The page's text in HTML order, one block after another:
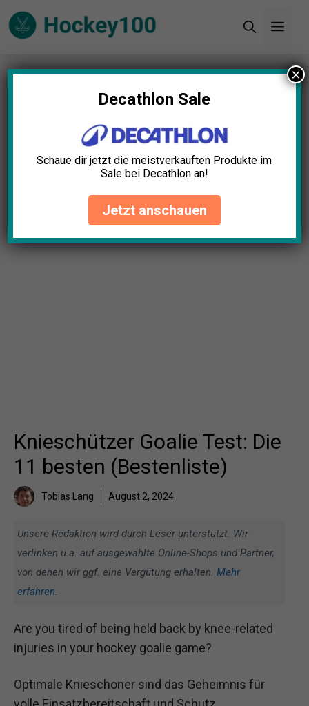
Zum
Inhalt
Startseite»Blog»Knieschützer Goalie Test: Die
11 besten (Bestenliste)
Knieschützer Goalie Test: Die
11 besten (Bestenliste)
Tobias Lang August 2, 2024
Unsere Redaktion wird durch Leser unterstützt. Wir
verlinken u.a. auf ausgewählte Online-Shops und Partner,
von denen wir ggf. eine Vergütung erhalten. Mehr
erfahren.
Are you tired of being held back by knee-related
injuries in your hockey goalie game?
Optimale Knieschoner sind das Geheimnis für
Decathlon Sale
Schaue dir jetzt die meistverkauften Produkte im
Sale bei Decathlon an!
Jetzt anschauen
×